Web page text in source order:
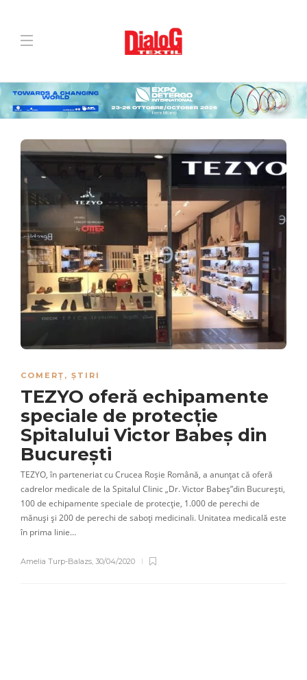
COMERȚ , ȘTIRI
TEZYO oferă echipamente
speciale de protecție
Spitalului Victor Babeș din
București
TEZYO, în parteneriat cu Crucea Roșie Română, a anunțat că oferă
cadrelor medicale de la Spitalul Clinic „Dr. Victor Babeș”din București,
100 de echipamente speciale de protecție, 1.000 de perechi de
mănuși și 200 de perechi de saboți medicinali. Unitatea medicală este
în prima linie…
Amelia Turp-Balazs, 30/04/2020